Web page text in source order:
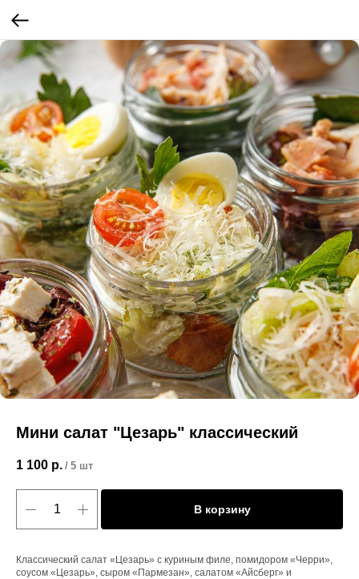
Мини салат "Цезарь" классический
1 100 р. / 5 шт
В корзину
Классический салат «Цезарь» с куриным филе, помидором «Черри»,
соусом «Цезарь», сыром «Пармезан», салатом «Айсберг» и